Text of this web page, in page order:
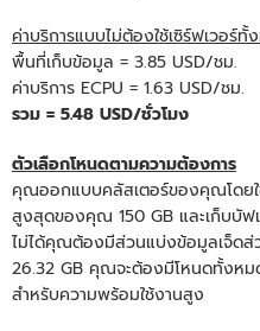
ค่าบริการแบบไม่ต้องใช้เซิร์ฟเวอร์ทั้
พื้นที่เก็บข้อมูล = 3.85 USD/ชม.
ค่าบริการ ECPU = 1.63 USD/ชม.
รวม = 5.48 USD/ชั่วโมง
ตัวเลือกโหนดตามความต้องการ
คุณออกแบบคลัสเตอร์ของคุณโดย
สูงสุดของคุณ 150 GB และเก็บบัฟ
ไม่ได้คุณต้องมีส่วนแบ่งข้อมูลเจ็ด
26.32 GB คุณจะต้องมีโหนดทั้งหม
สําหรับความพร้อมใช้งานสูง